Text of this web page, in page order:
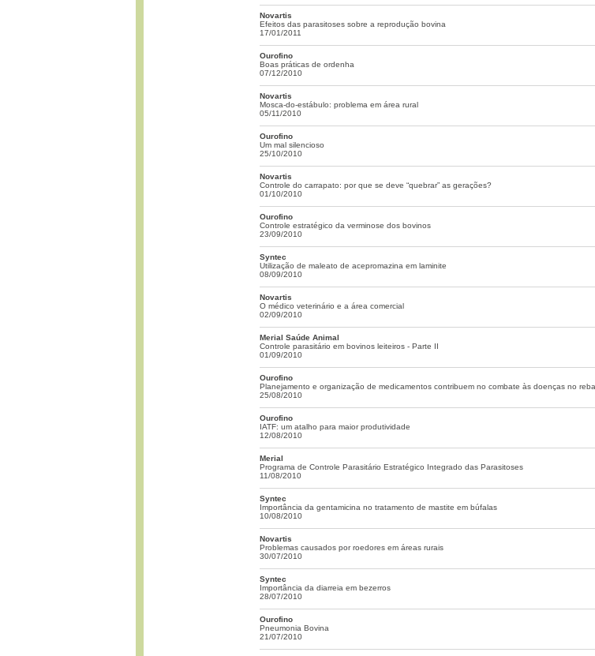
Novartis
Efeitos das parasitoses sobre a reprodução bovina
17/01/2011
Ourofino
Boas práticas de ordenha
07/12/2010
Novartis
Mosca-do-estábulo: problema em área rural
05/11/2010
Ourofino
Um mal silencioso
25/10/2010
Novartis
Controle do carrapato: por que se deve “quebrar” as gerações?
01/10/2010
Ourofino
Controle estratégico da verminose dos bovinos
23/09/2010
Syntec
Utilização de maleato de acepromazina em laminite
08/09/2010
Novartis
O médico veterinário e a área comercial
02/09/2010
Merial Saúde Animal
Controle parasitário em bovinos leiteiros - Parte II
01/09/2010
Ourofino
Planejamento e organização de medicamentos contribuem no combate às doenças no
25/08/2010
Ourofino
IATF: um atalho para maior produtividade
12/08/2010
Merial
Programa de Controle Parasitário Estratégico Integrado das Parasitoses
11/08/2010
Syntec
Importância da gentamicina no tratamento de mastite em búfalas
10/08/2010
Novartis
Problemas causados por roedores em áreas rurais
30/07/2010
Syntec
Importância da diarreia em bezerros
28/07/2010
Ourofino
Pneumonia Bovina
21/07/2010